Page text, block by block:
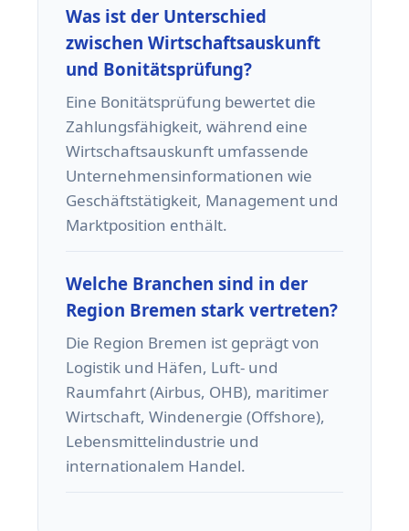
Was ist der Unterschied
zwischen Wirtschaftsauskunft
und Bonitätsprüfung?
Eine Bonitätsprüfung bewertet die
Zahlungsfähigkeit, während eine
Wirtschaftsauskunft umfassende
Unternehmensinformationen wie
Geschäftstätigkeit, Management und
Marktposition enthält.
Welche Branchen sind in der
Region Bremen stark vertreten?
Die Region Bremen ist geprägt von
Logistik und Häfen, Luft- und
Raumfahrt (Airbus, OHB), maritimer
Wirtschaft, Windenergie (Offshore),
Lebensmittelindustrie und
internationalem Handel.